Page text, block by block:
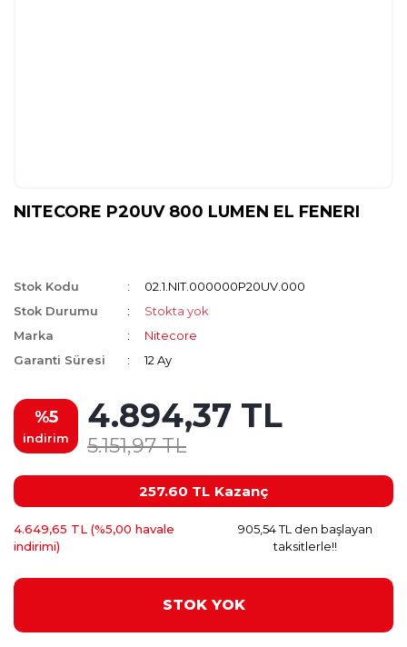
NITECORE P20UV 800 LUMEN EL FENERI
Stok Kodu
02.1.NIT.000000P20UV.000
Stok Durumu
Stokta yok
Marka
Nitecore
Garanti Süresi
12 Ay
%5
indirim
4.894,37 TL
5.151,97 TL
257.60 TL Kazanç
4.649,65 TL (%5,00 havale
indirimi)
905,54 TL den başlayan
taksitlerle!!
STOK YOK